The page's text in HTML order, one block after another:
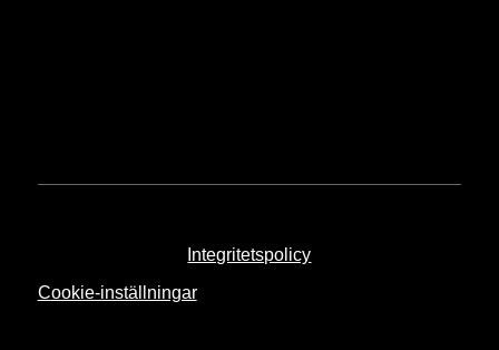
Integritetspolicy
Cookie-inställningar